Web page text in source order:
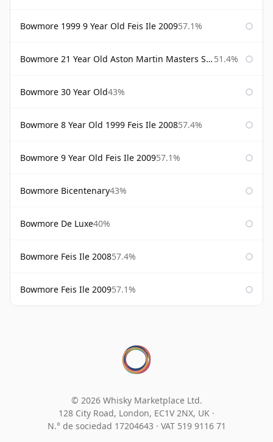
Bowmore 1999 9 Year Old Feis Ile 200957.1%
Bowmore 21 Year Old Aston Martin Masters Selection 2024 51.4%
Bowmore 30 Year Old43%
Bowmore 8 Year Old 1999 Feis Ile 200857.4%
Bowmore 9 Year Old Feis Ile 200957.1%
Bowmore Bicentenary43%
Bowmore De Luxe40%
Bowmore Feis Ile 200857.4%
Bowmore Feis Ile 200957.1%
© 2026 Whisky Marketplace Ltd.
128 City Road, London, EC1V 2NX, UK ·
N.° de sociedad 17204643 · VAT 519 9116 71